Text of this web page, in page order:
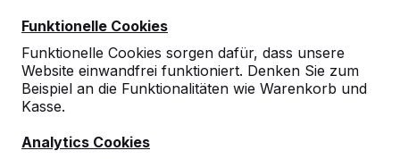
Funktionelle Cookies
Funktionelle Cookies sorgen dafür, dass unsere
Website einwandfrei funktioniert. Denken Sie zum
Beispiel an die Funktionalitäten wie Warenkorb und
Kasse.
Analytics Cookies